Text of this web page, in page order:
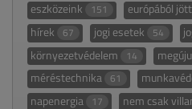
eszközeink 151 európából
hírek 67 jogi esetek 54
környezetvédelem 14
méréstechnika 61
napenergia 17 nem csak